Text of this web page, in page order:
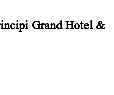
Grand Hotel &